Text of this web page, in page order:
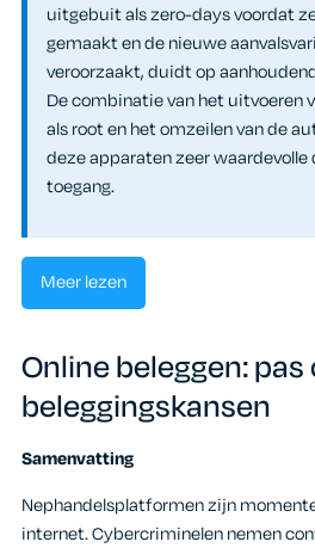
uitgebuit als zero-days voordat
gemaakt en de nieuwe
veroorzaakt, duidt op
De combinatie van het uitvoeren
als root en het omzeilen van de
deze apparaten zeer waardevolle
toegang.
Meer lezen
Online beleggen:
beleggingskansen
Samenvatting
Nephandelsplatformen zijn
internet. Cybercriminelen nemen